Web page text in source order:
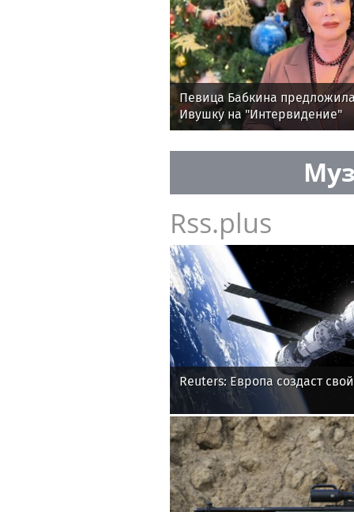
Певица Бабкина
Ивушку на "Интервидение"
Rss.plus
Reuters: Европа создаст